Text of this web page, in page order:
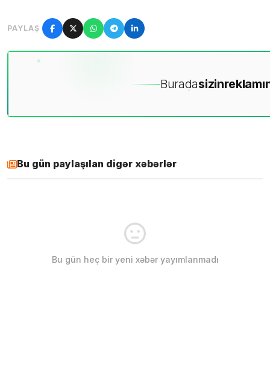
PAYLAŞ
Buradasizin
Bu gün paylaşılan digər xəbərlər
Bu gün heç bir yeni xəbər yayımlanmadı